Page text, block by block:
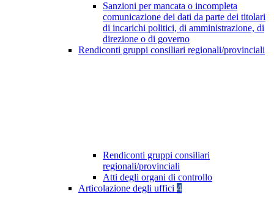
Sanzioni per mancata o incompleta
comunicazione dei dati da parte dei titolari
di incarichi politici, di amministrazione, di
direzione o di governo
Rendiconti gruppi consiliari regionali/provinciali
Rendiconti gruppi consiliari
regionali/provinciali
Atti degli organi di controllo
Articolazione degli uffici 4